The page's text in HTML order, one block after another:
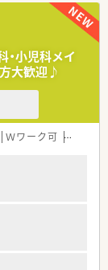
小児科メイ
大歓迎♪
Ｗワーク可 残業な